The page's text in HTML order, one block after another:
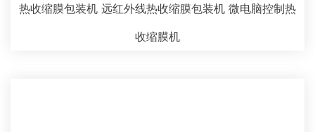
热收缩膜包装机 远红外线热收缩膜包装机 微电脑控制热
收缩膜机